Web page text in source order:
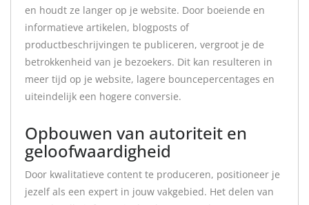
en houdt ze langer op je website. Door boeiende en
informatieve artikelen, blogposts of
productbeschrijvingen te publiceren, vergroot je de
betrokkenheid van je bezoekers. Dit kan resulteren in
meer tijd op je website, lagere bouncepercentages en
uiteindelijk een hogere conversie.
Opbouwen van autoriteit en
geloofwaardigheid
Door kwalitatieve content te produceren, positioneer je
jezelf als een expert in jouw vakgebied. Het delen van